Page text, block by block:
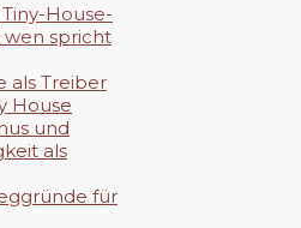
House-
spricht
als Treiber
House
und
als
für